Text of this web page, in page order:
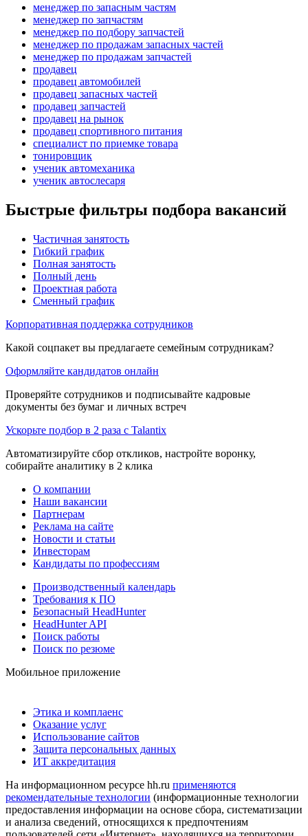
менеджер по запасным частям
менеджер по запчастям
менеджер по подбору запчастей
менеджер по продажам запасных частей
менеджер по продажам запчастей
продавец
продавец автомобилей
продавец запасных частей
продавец запчастей
продавец на рынок
продавец спортивного питания
специалист по приемке товара
тонировщик
ученик автомеханика
ученик автослесаря
Быстрые фильтры подбора вакансий
Частичная занятость
Гибкий график
Полная занятость
Полный день
Проектная работа
Сменный график
Корпоративная поддержка сотрудников
Какой соцпакет вы предлагаете семейным сотрудникам?
Оформляйте кандидатов онлайн
Проверяйте сотрудников и подписывайте кадровые
документы без бумаг и личных встреч
Ускорьте подбор в 2 раза с Talantix
Автоматизируйте сбор откликов, настройте воронку,
собирайте аналитику в 2 клика
О компании
Наши вакансии
Партнерам
Реклама на сайте
Новости и статьи
Инвесторам
Кандидаты по профессиям
Производственный календарь
Требования к ПО
Безопасный HeadHunter
HeadHunter API
Поиск работы
Поиск по резюме
Мобильное приложение
Этика и комплаенс
Оказание услуг
Использование сайтов
Защита персональных данных
ИТ аккредитация
На информационном ресурсе hh.ru применяются
рекомендательные технологии (информационные технологии
предоставления информации на основе сбора, систематизации
и анализа сведений, относящихся к предпочтениям